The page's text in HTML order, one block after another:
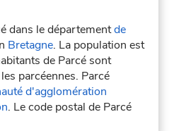
dans le départementde
Bretagne. La population est
de Parcé sont
parcéennes. Parcé
d'agglomération
. Le code postal de Parcé